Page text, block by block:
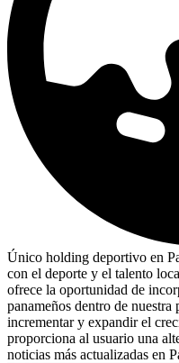
Único holding deportivo en
con el deporte y el talento
ofrece la oportunidad de
panameños dentro de
incrementar y expandir el
proporciona al usuario una
noticias más actualizadas en